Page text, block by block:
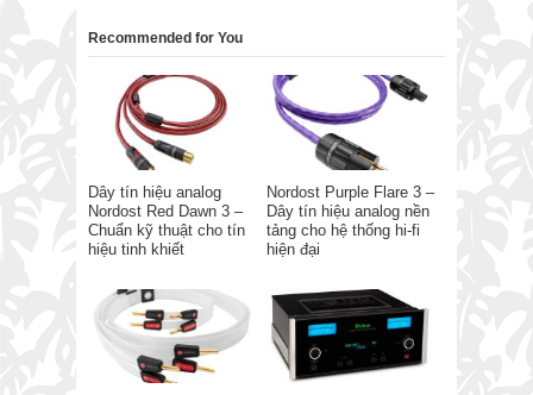
Recommended for You
Dây tín hiệu analog
Nordost Red Dawn 3 –
Chuẩn kỹ thuật cho tín
hiệu tinh khiết
Nordost Purple Flare 3 –
Dây tín hiệu analog nền
tảng cho hệ thống hi-fi
hiện đại